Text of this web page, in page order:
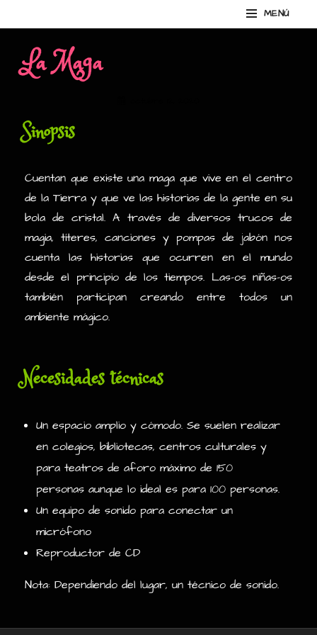
al
contenido
AINHOALIMON
MENÚ
Superposición
La Maga
Sinopsis
Cuentan que existe una maga que vive en el centro
de la Tierra y que ve las historias de la gente en su
bola de cristal. A través de diversos trucos de
magia, títeres, canciones y pompas de jabón nos
cuenta las historias que ocurren en el mundo
desde el principio de los tiempos. Las-os niñas-os
también participan creando entre todos un
ambiente mágico.
Necesidades técnicas
Un espacio amplio y cómodo. Se suelen realizar
en colegios, bibliotecas, centros culturales y
para teatros de aforo máximo de 150
personas aunque lo ideal es para 100 personas.
Un equipo de sonido para conectar un
micrófono
Reproductor de CD
Nota: Dependiendo del lugar, un técnico de sonido.